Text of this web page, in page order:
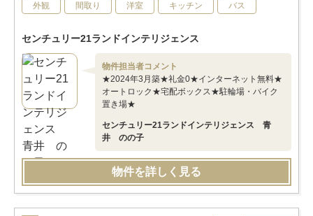
外観 間取り 洋室 キッチン バス
センチュリー21ランドインテリジェンス
物件担当者コメント
★2024年3月築★礼金0★インターネット無料★
オートロック★宅配ボックス★駐輪場・バイク
置き場★
センチュリー21ランドインテリジェンス 青
井 のの子
物件を詳しく見る